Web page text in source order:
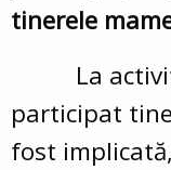
tinerele
La
participat
fost